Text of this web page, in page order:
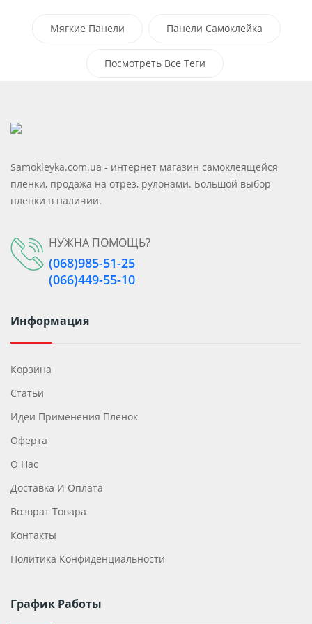
Мягкие Панели Панели Самоклейка
Самоклеющиеся Моющиеся Панели
Посмотреть Все Теги
Samokleyka.com.ua - интернет магазин самоклеящейся
пленки, продажа на отрез, рулонами. Большой выбор
пленки в наличии.
НУЖНА ПОМОЩЬ?
(068)985-51-25
(066)449-55-10
Информация
Корзина
Статьи
Идеи Применения Пленок
Оферта
О Нас
Доставка И Оплата
Возврат Товара
Контакты
Политика Конфиденциальности
График Работы